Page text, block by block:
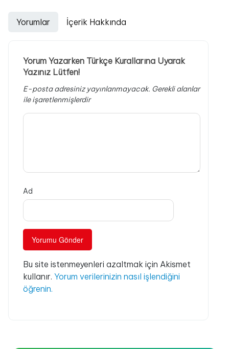
Yorumlar İçerik Hakkında
Yorum Yazarken Türkçe Kurallarına Uyarak
Yazınız Lütfen!
E-posta adresiniz yayınlanmayacak. Gerekli alanlar
ile işaretlenmişlerdir
Ad
Bu site istenmeyenleri azaltmak için Akismet
kullanır. Yorum verilerinizin nasıl işlendiğini
öğrenin.